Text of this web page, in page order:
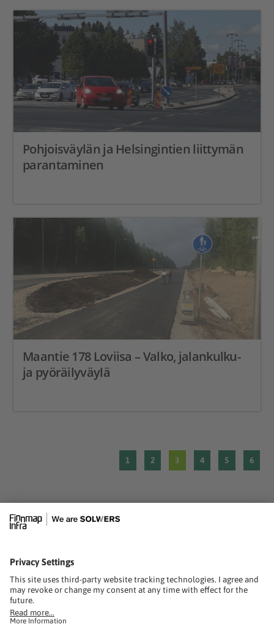
Pohjoisväylän ja Helsingintien liittymän
parantaminen
Maantie 178 Loviisa – Valko, jalankulku-
ja pyöräilyväylä
1 2 3 4 5 6
solwers.com
FINNMAP INFRA OY